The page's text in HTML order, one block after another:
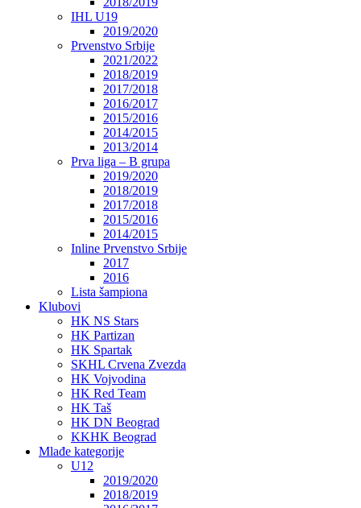
IHL U19
2019/2020
Prvenstvo Srbije
2021/2022
2018/2019
2017/2018
2016/2017
2015/2016
2014/2015
2013/2014
Prva liga – B grupa
2019/2020
2018/2019
2017/2018
2015/2016
2014/2015
Inline Prvenstvo Srbije
2017
2016
Lista šampiona
Klubovi
HK NS Stars
HK Partizan
HK Spartak
SKHL Crvena Zvezda
HK Vojvodina
HK Red Team
HK Taš
HK DN Beograd
KKHK Beograd
Mlađe kategorije
U12
2019/2020
2018/2019